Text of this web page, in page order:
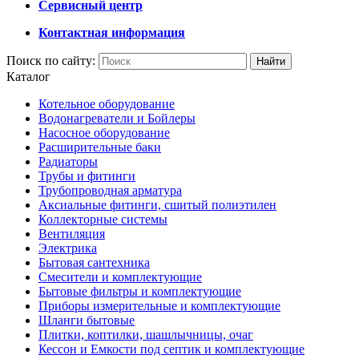
Сервисный центр
Контактная информация
Поиск по сайту:
Каталог
Котельное оборудование
Водонагреватели и Бойлеры
Насосное оборудование
Расширительные баки
Радиаторы
Трубы и фитинги
Трубопроводная арматура
Аксиальные фитинги, сшитый полиэтилен
Коллекторные системы
Вентиляция
Электрика
Бытовая сантехника
Смесители и комплектующие
Бытовые фильтры и комплектующие
Приборы измерительные и комплектующие
Шланги бытовые
Плитки, коптилки, шашлычницы, очаг
Кессон и Емкости под септик и комплектующие